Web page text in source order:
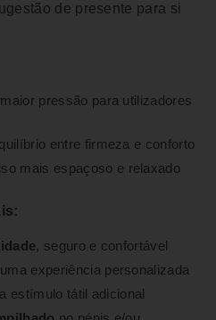
de presente para si
pressão para utilizadores
entre firmeza e conforto
mais espaçoso e relaxado
, seguro e confortável
experiência personalizada
estímulo tátil adicional